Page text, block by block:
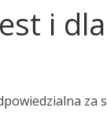
i
za